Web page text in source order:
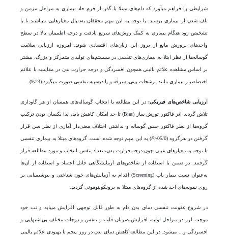
شرایطی را فراهم می­آورد که دام‌های مبتلا با گذر از فرم حاد بیماری به مراحل مزمن و
تلف شدن از بیماری برسند. با توجه به این مهم محققان به‌دنبال معیار‌هایی می­باشند تا با
تشخیص زود هنگام بیماری به کمک روش‌‌های سریع بادقت و درجه اطمینان بالا در سطح
واحد‌های پرورش مانع از بروز این زیان‌های اقتصادی شوند. امروزه ارزیابی سلامت
گوساله‌ها از نظر ابتلا به بیماری‌‌های تنفسی در سیستم‌های تولیدی متمرکز و بزرگ، بیشتر
بر اساس مشاهده علائم بالینی همچون افسردگی و درجه حرارت بدن در مقایسه با علائم
اختصاصی­تر بیماری مانند ترشحات بینی، سرفه و یا دیسپنه تنفسی صورت می­گیرد (9،23).
ارزیابی شاخص‌های فیزیکی: در این مطالعه با انتخاب گوساله­‌های همسان از هر گاوداری
تلاش گردید اثر فاکتور تورش ساز (Bias) تا حد امکان کاهش یابد. لذا یکسان بودن ترکیب
گروه‌ها از نظر فاکتور جنس گوساله و نداشتن اختلاف معنی‌دار آماری از نظر سن قرار
گرفتن در هرگروه (05/0˃
P) به این مهم توجه شده است. گروه‌های مبتلا به بیماری تنفسی
با توجه به معیار‌های عینی چون درجه حرارت بدن، تعداد تنفس انتخاب و مورد مطالعه قرار
گرفتند. در ضمن با استفاده از شاخص‌های آزمایشگاهی قابل اعتماد و استفاده از آن‌ها
به‌عنوان تست بیمار یاب (Screening) اقدام به آزمایش‌های خون شناختی و بیوشیمیایی بر
روی نمونه‌های اخذ شده از گروه‌های مبتلا به برونکوپنومونی گردید.
در شروع عفونت تنفسی دمای بدن دام به طور قابل توجهی افزایش می­یابد و تب خود
موجب لرز در مراحل اولیه، افزایش ضربان قلب و تنفس و درجات مختلف بی‌اشتهایی و
افسردگی و... می­شود. در این مطالعه کاهش دمای بدن در روز پنجم با بهبودی علائم بالینی